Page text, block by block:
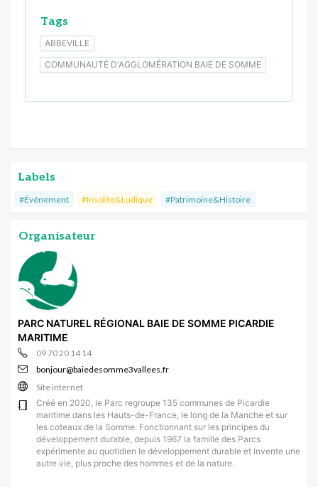
Tags
ABBEVILLE
COMMUNAUTÉ D'AGGLOMÉRATION BAIE DE SOMME
Labels
#Événement #Insolite&Ludique #Patrimoine&Histoire
Organisateur
PARC NATUREL RÉGIONAL BAIE DE SOMME PICARDIE
MARITIME
09 70 20 14 14
bonjour@baiedesomme3vallees.fr
Site internet
Créé en 2020, le Parc regroupe 135 communes de Picardie
maritime dans les Hauts-de-France, le long de la Manche et sur
les coteaux de la Somme. Fonctionnant sur les principes du
développement durable, depuis 1967 la famille des Parcs
expérimente au quotidien le développement durable et invente une
autre vie, plus proche des hommes et de la nature.